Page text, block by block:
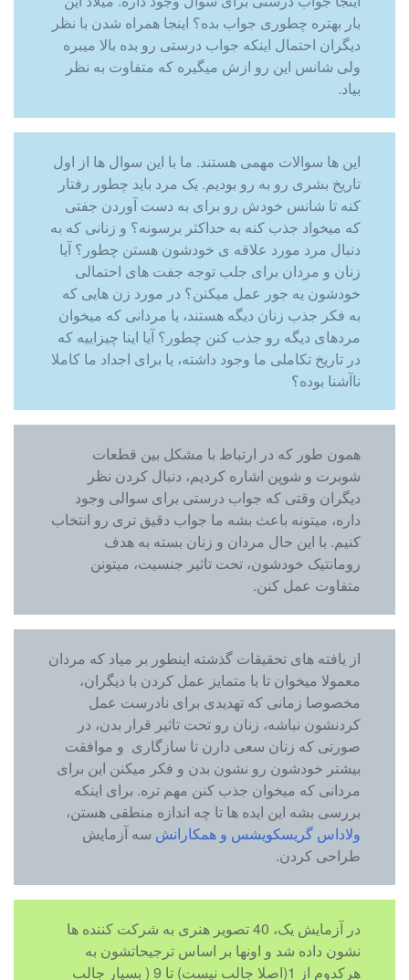
بار بهتره چطوری جواب بده؟ اینجا همراه شدن با نظر
دیگران احتمال اینکه جواب درستی رو بده بالا میبره
ولی شانس این رو ازش میگیره که متفاوت به نظر
بیاد.
این ها سوالات مهمی هستند. ما با این سوال ها از اول
تاریخ بشری رو به رو بودیم. یک مرد باید چطور رفتار
کنه تا شانس خودش رو برای به دست آوردن جفتی
که میخواد جذب کنه به حداکثر برسونه؟ و زنانی که به
دنبال مرد مورد علاقه ی خودشون هستن چطور؟ آیا
زنان و مردان برای جلب توجه جفت های احتمالی
خودشون یه جور عمل میکنن؟ در مورد زن هایی که
به فکر جذب زنان دیگه هستند، یا مردانی که میخوان
مردهای دیگه رو جذب کنن چطور؟ آیا اینا چیزاییه که
در تاریخ تکاملی ما وجود داشته، یا برای اجداد ما کاملا
ناآشنا بوده؟
همون طور که در ارتباط با مشکل بین قطعات
شوبرت و شوپن اشاره کردیم، دنبال کردن نظر
دیگران وقتی که جواب درستی برای سوالی وجود
داره، میتونه باعث بشه ما جواب دقیق تری رو انتخاب
کنیم. با این حال مردان و زنان بسته به هدف
رومانتیک خودشون، تحت تاثیر جنسیت، میتونن
متفاوت عمل کنن.
از یافته های تحقیقات گذشته اینطور بر میاد که مردان
معمولا میخوان تا با متمایز عمل کردن با دیگران،
مخصوصا زمانی که تهدیدی برای نادرست عمل
کردنشون نباشه، زنان رو تحت تاثیر قرار بدن، در
صورتی که زنان سعی دارن تا سازگاری و موافقت
بیشتر خودشون رو نشون بدن و فکر میکنن این برای
مردانی که میخوان جذب کنن مهم تره. برای اینکه
بررسی بشه این ایده ها تا چه اندازه منطقی هستن،
ولاداس گریسکویشس و همکارانش سه آزمایش
طراحی کردن.
در آزمایش یک، 40 تصویر هنری به شرکت کننده ها
نشون داده شد و اونها بر اساس ترجیحاتشون به
هرکدوم از 1(اصلا جالب نیست) تا 9 ( بسیار جالب